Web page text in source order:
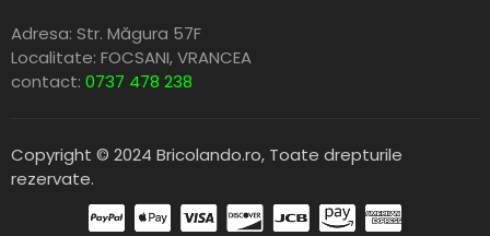
Adresa: Str. Măgura 57F
Localitate: FOCSANI,VRANCEA
contact: 0737 478 238
Copyright © 2024 Bricolando.ro, Toate drepturile
rezervate.